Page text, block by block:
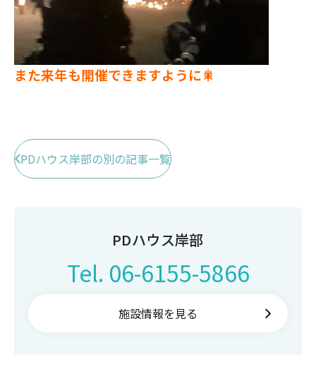
また来年も開催できますように🎇
PDハウス岸部の別の記事一覧
PDハウス岸部
Tel. 06-6155-5866
施設情報を見る